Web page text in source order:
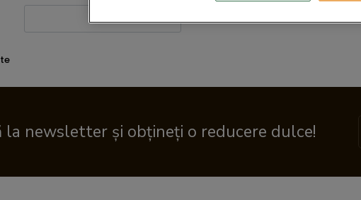
la newsletter și obțineți o reducere dulce!